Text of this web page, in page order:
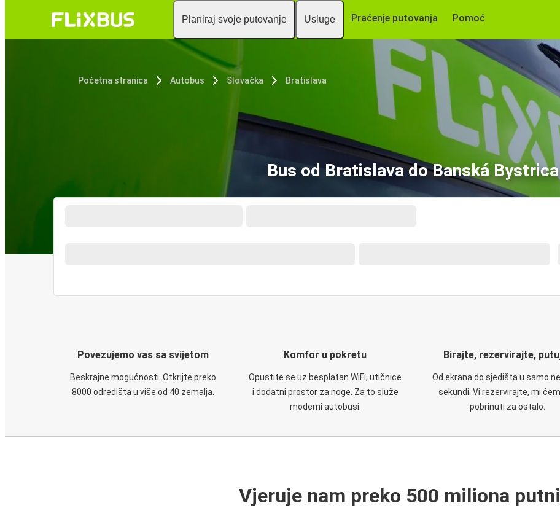
Planiraj svoje putovanje Usluge Praćenje putovanja Pomoć
Početna stranica Autobus Slovačka Bratislava
Bus od Bratislava do Banská Bystrica
Povezujemo vas sa svijetom
Beskrajne mogućnosti. Otkrijte preko
8000 odredišta u više od 40 zemalja.
Komfor u pokretu
Opustite se uz besplatan WiFi, utičnice
i dodatni prostor za noge. Za to služe
moderni autobusi.
Birajte, rezervirajte,
Od ekrana do sjedišta u samo
sekundi. Vi rezervirajte, mi
pobrinuti za ostalo.
Vjeruje nam preko 500 miliona